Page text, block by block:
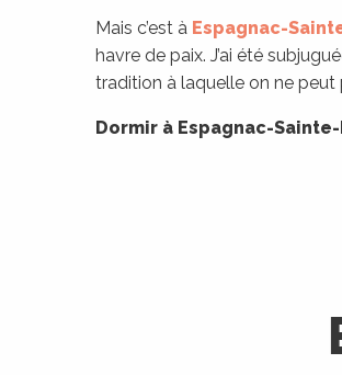
Mais c’est à Espagnac-
havre de paix. J’ai été
tradition à laquelle on ne peut
Dormir à Espagnac-